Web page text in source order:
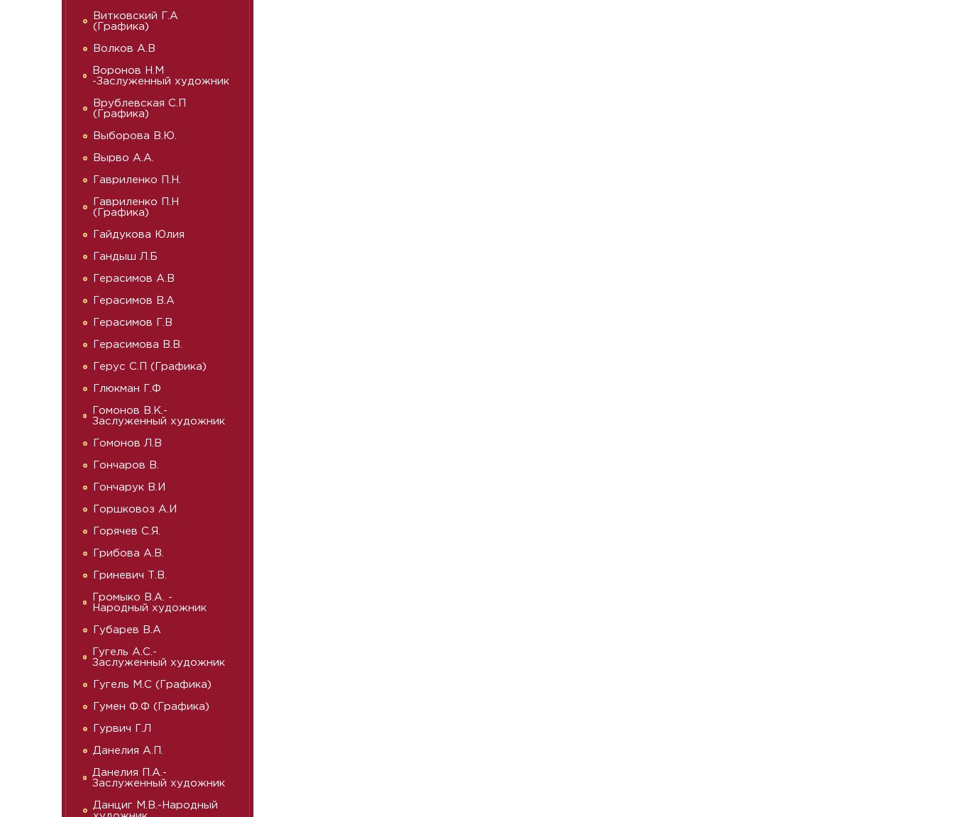
Витковский Г.А
(Графика)
Волков А.В
Воронов Н.М
-Заслуженный художник
Врублевская С.П
(Графика)
Выборова В.Ю.
Вырво А.А.
Гавриленко П.Н.
Гавриленко П.Н
(Графика)
Гайдукова Юлия
Гандыш Л.Б
Герасимов А.В
Герасимов В.А
Герасимов Г.В
Герасимова В.В.
Герус С.П (Графика)
Глюкман Г.Ф
Гомонов В.К.-
Заслуженный художник
Гомонов Л.В
Гончаров В.
Гончарук В.И
Горшковоз А.И
Горячев С.Я.
Грибова А.В.
Гриневич Т.В.
Громыко В.А. -
Народный художник
Губарев В.А
Гугель А.С.-
Заслуженный художник
Гугель М.С (Графика)
Гумен Ф.Ф (Графика)
Гурвич Г.Л
Данелия А.П.
Данелия П.А.-
Заслуженный художник
Данциг М.В.-Народный